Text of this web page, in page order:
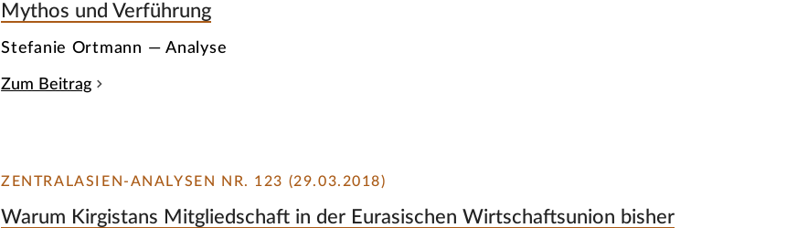
Mythos und Verführung
Stefanie Ortmann — Analyse
Zum Beitrag
ZENTRALASIEN-ANALYSEN NR. 123 (29.03.2018)
Warum Kirgistans Mitgliedschaft in der Eurasischen Wirtschaftsunion bisher